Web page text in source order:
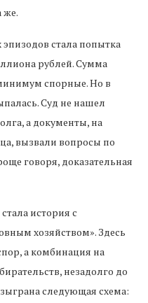
же.
стала попытка
рублей. Сумма
спорные. Но в
Суд не нашел
а документы, на
вызвали вопросы по
говоря, доказательная
история с
хозяйством». Здесь
а комбинация на
незадолго до
следующая схема: